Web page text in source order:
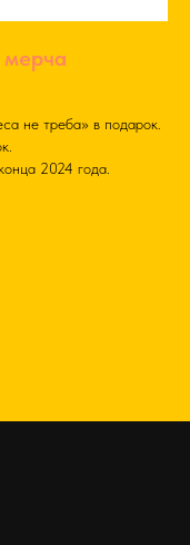
мерча
не треба» в подарок.
2024 года.